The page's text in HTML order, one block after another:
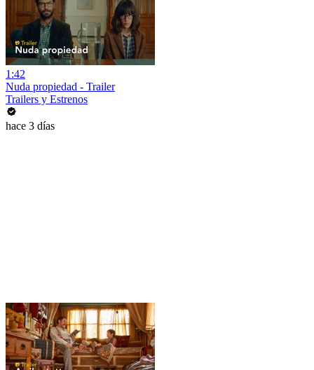
1:42
Nuda propiedad - Trailer
Trailers y Estrenos
hace 3 días